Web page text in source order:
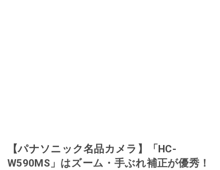
【パナソニック名品カメラ】「HC-
W590MS」はズーム・手ぶれ補正が優秀！